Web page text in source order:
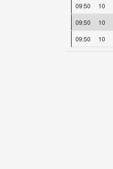
09:50
10
09:50
10
09:50
10